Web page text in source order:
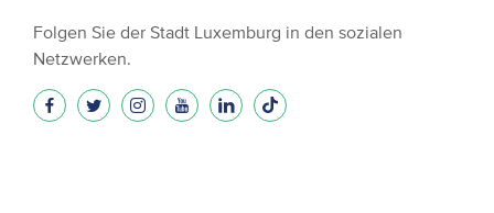
Folgen Sie der Stadt Luxemburg in den sozialen
Netzwerken.